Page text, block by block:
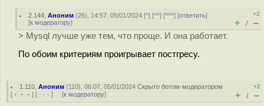
2.144 ,Аноним (26), 14:57, 05/01/2024 [^] [^^] [^^^] [ответить]
[к модератору]
+2
+ / –
> Mysql лучше уже тем, что проще. И она работает.
По обоим критериям проигрывает постгресу.
1.110 ,Аноним (110), 06:07, 05/01/2024Скрыто ботом-модератором
[ ﹢﹢﹢ ] [ · · · ] [к модератору]
+2
+ / –